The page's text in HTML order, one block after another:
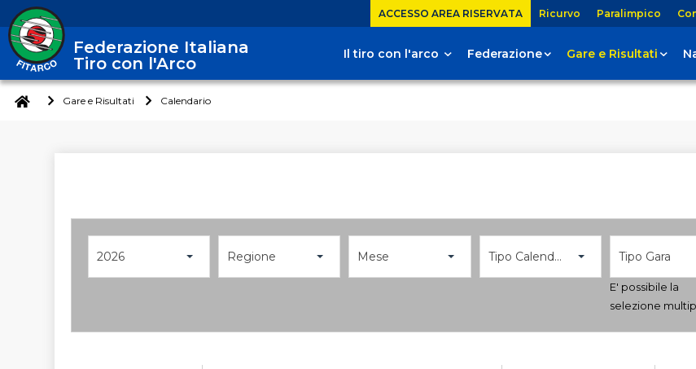
ACCESSO AREA RISERVATA Ricurvo Paralimpico
Federazione Italiana
Tiro con l'Arco
Il tiro con l'arco Federazione Gare e Risultati
Gare e Risultati Calendario
2026 Regione Mese Tipo Calendario Tipo Gara
E' possibile la
selezione